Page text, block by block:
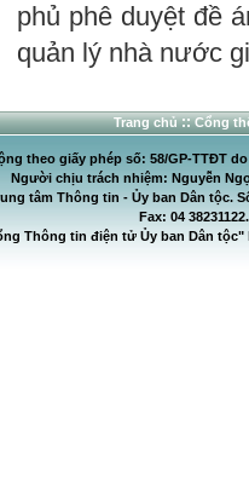
phủ phê duyệt đề
quản lý nhà nước
Trang chủ:: Cổng
theo giấy phép số: 58/GP-TTĐT
Người chịu trách nhiệm: Nguyễn
tâm Thông tin - Ủy ban Dân tộc.
Fax: 04
Thông tin điện tử Ủy ban Dân